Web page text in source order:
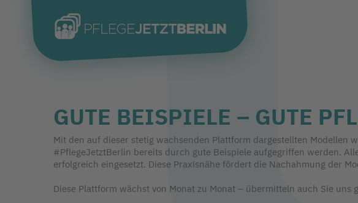
GUTE BEISPIELE – GUTE
Mit den auf dieser stetig wachsenden Plattform dargestellten Modellen
#PflegeJetztBerlin bereits durch gute Beispiele aufgegriffen werden.
erfolgreich eingesetzt. Diese Praxisnähe fördert die Nachahmung der
Diese Plattform wächst von Monat zu Monat – übermitteln auch Sie uns